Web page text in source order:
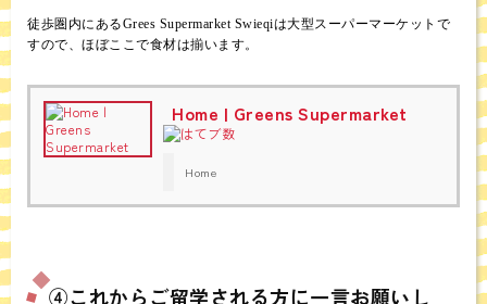
徒歩圏内にあるGrees Supermarket Swieqiは大型スーパーマーケットで
すので、ほぼここで食材は揃います。
Home | Greens Supermarket
Home
④これからご留学される方に一言お願いし